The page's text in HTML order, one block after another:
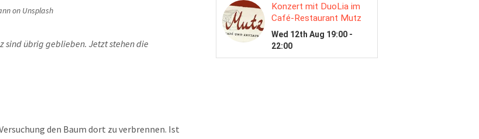
on Unsplash
sind übrig geblieben. Jetzt stehen die
den Baum dort zu verbrennen. Ist